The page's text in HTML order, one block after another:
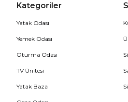
Kategoriler
Yatak Odası
Yemek Odası
Oturma Odası
TV Ünitesi
Yatak Baza